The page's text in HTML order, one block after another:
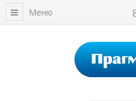
Меню